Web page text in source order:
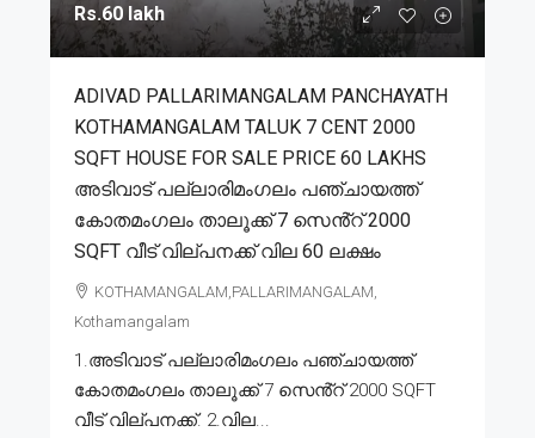
Rs.60 lakh
ADIVAD PALLARIMANGALAM PANCHAYATH
KOTHAMANGALAM TALUK 7 CENT 2000
SQFT HOUSE FOR SALE PRICE 60 LAKHS
അടിവാട് പല്ലാരിമംഗലം പഞ്ചായത്ത്
കോതമംഗലം താലൂക്ക് 7 സെൻ്റ് 2000
SQFT വീട് വില്പനക്ക് വില 60 ലക്ഷം
KOTHAMANGALAM,PALLARIMANGALAM,
Kothamangalam
1.അടിവാട് പല്ലാരിമംഗലം പഞ്ചായത്ത്
കോതമംഗലം താലൂക്ക് 7 സെൻ്റ് 2000 SQFT
വീട് വില്പനക്ക്. 2.വില...